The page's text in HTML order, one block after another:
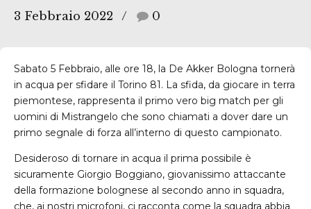
3 Febbraio 2022 0
Sabato 5 Febbraio, alle ore 18, la De Akker Bologna tornerà
in acqua per sfidare il Torino 81. La sfida, da giocare in terra
piemontese, rappresenta il primo vero big match per gli
uomini di Mistrangelo che sono chiamati a dover dare un
primo segnale di forza all’interno di questo campionato.
Desideroso di tornare in acqua il prima possibile è
sicuramente Giorgio Boggiano, giovanissimo attaccante
della formazione bolognese al secondo anno in squadra,